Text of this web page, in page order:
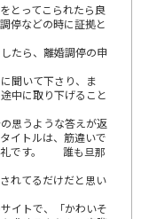
とってこられたら良
停などの時に証拠と
たら、離婚調停の申
聞いて下さり、ま
中に取り下げること
思うような答えが返
イトルは、筋違いで
礼です。 誰も旦那
れてるだけだと思い
イトで、「かわいそ